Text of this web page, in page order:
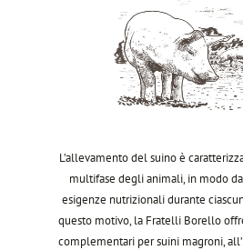
L’allevamento del suino è
multifase degli animali, in modo
esigenze nutrizionali durante
questo motivo, la Fratelli Borello
complementari per suini magroni,